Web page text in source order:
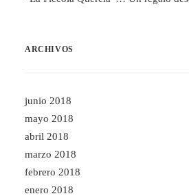
ARCHIVOS
junio 2018
mayo 2018
abril 2018
marzo 2018
febrero 2018
enero 2018